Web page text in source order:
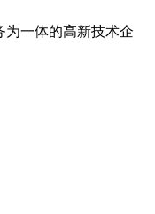
为一体的高新技术企